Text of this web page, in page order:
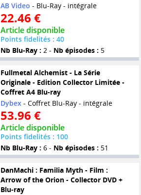
AB Video - Blu-Ray - intégrale
22.46 €
Article disponible
Points fidelités : 40
Nb Blu-Ray : 2 - Nb épisodes : 5
Fullmetal Alchemist - La Série
Originale - Edition Collector Limitée -
Coffret A4 Blu-ray
Dybex- Coffret Blu-Ray - intégrale
53.96 €
Article disponible
Points fidelités : 100
Nb Blu-Ray : 6 - Nb épisodes : 51
DanMachi : Familia Myth - Film :
Arrow of the Orion - Collector DVD +
Blu-ray